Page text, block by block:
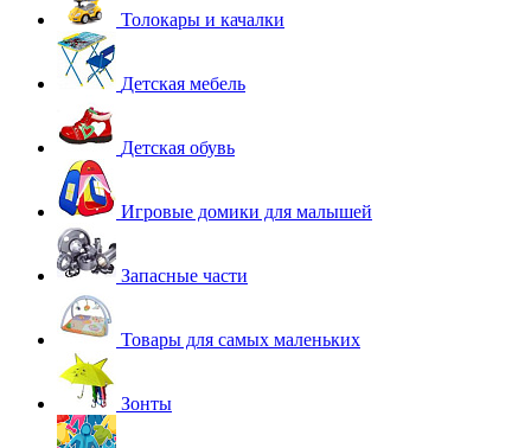
Толокары и качалки
Детская мебель
Детская обувь
Игровые домики для малышей
Запасные части
Товары для самых маленьких
Зонты